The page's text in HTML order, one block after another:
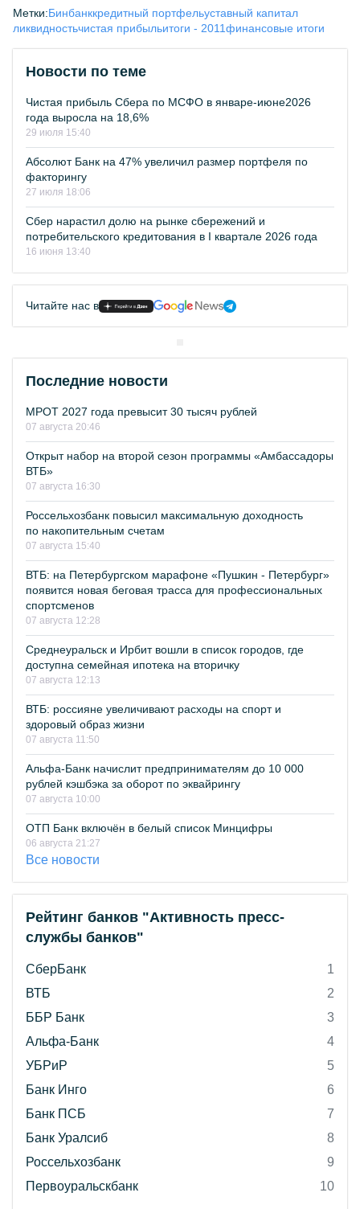
Метки:Бинбанккредитный портфельуставный капитал
ликвидностьчистая прибыльитоги - 2011финансовые итоги
Новости по теме
Чистая прибыль Сбера по МСФО в январе-июне2026
года выросла на 18,6%
29 июля 15:40
Абсолют Банк на 47% увеличил размер портфеля по
факторингу
27 июля 18:06
Сбер нарастил долю на рынке сбережений и
потребительского кредитования в I квартале 2026 года
16 июня 13:40
Читайте нас в
Последние новости
МРОТ 2027 года превысит 30 тысяч рублей
07 августа 20:46
Открыт набор на второй сезон программы «Амбассадоры
ВТБ»
07 августа 16:30
Россельхозбанк повысил максимальную доходность
по накопительным счетам
07 августа 15:40
ВТБ: на Петербургском марафоне «Пушкин - Петербург»
появится новая беговая трасса для профессиональных
спортсменов
07 августа 12:28
Среднеуральск и Ирбит вошли в список городов, где
доступна семейная ипотека на вторичку
07 августа 12:13
ВТБ: россияне увеличивают расходы на спорт и
здоровый образ жизни
07 августа 11:50
Альфа-Банк начислит предпринимателям до 10 000
рублей кэшбэка за оборот по эквайрингу
07 августа 10:00
ОТП Банк включён в белый список Минцифры
06 августа 21:27
Все новости
Рейтинг банков "Активность пресс-
службы банков"
СберБанк
1
ВТБ
2
ББР Банк
3
Альфа-Банк
4
УБРиР
5
Банк Инго
6
Банк ПСБ
7
Банк Уралсиб
8
Россельхозбанк
9
Первоуральскбанк
10